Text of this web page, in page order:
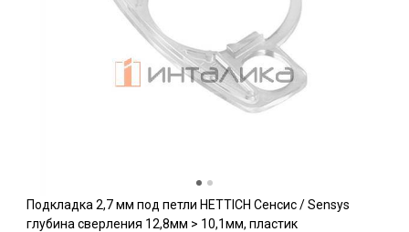
Подкладка 2,7 мм под петли HETTICH Сенсис / Sensys
глубина сверления 12,8мм > 10,1мм, пластик